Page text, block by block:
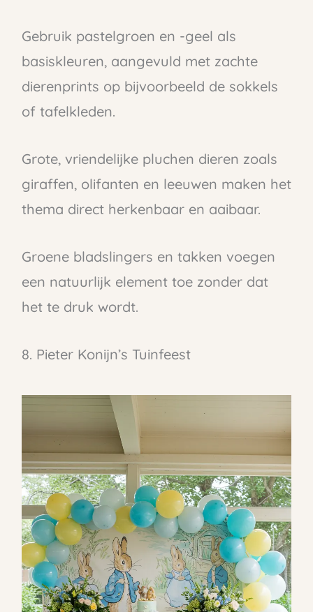
Gebruik pastelgroen en -geel als
basiskleuren, aangevuld met zachte
dierenprints op bijvoorbeeld de sokkels
of tafelkleden.
Grote, vriendelijke pluchen dieren zoals
giraffen, olifanten en leeuwen maken het
thema direct herkenbaar en aaibaar.
Groene bladslingers en takken voegen
een natuurlijk element toe zonder dat
het te druk wordt.
8. Pieter Konijn’s Tuinfeest